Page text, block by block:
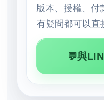
版本、授權、付
有疑問都可以直
💬與